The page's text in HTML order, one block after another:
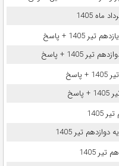
1405
1405 + پاسخ
1405